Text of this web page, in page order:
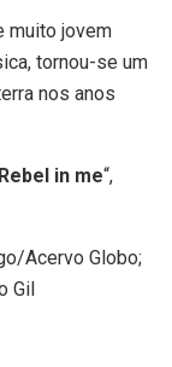
muito jovem
tornou-se um
nos anos
Rebel in me“,
Acervo Globo;
Gil